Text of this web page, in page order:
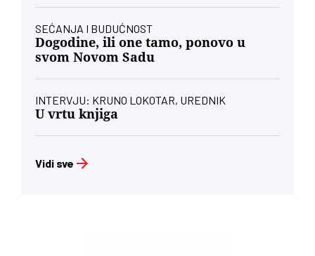
SEĆANJA I BUDUĆNOST
Dogodine, ili one tamo, ponovo u
svom Novom Sadu
INTERVJU: KRUNO LOKOTAR, UREDNIK
U vrtu knjiga
Vidi sve